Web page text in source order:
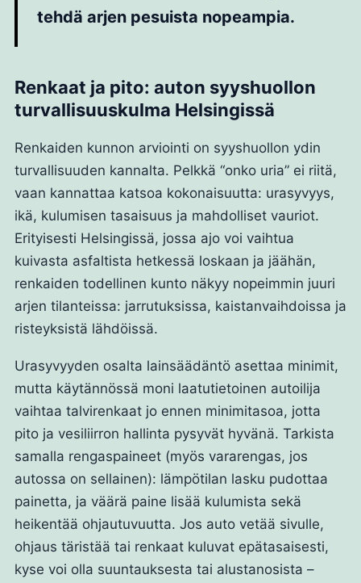
tehdä arjen pesuista nopeampia.
Renkaat ja pito: auton syyshuollon
turvallisuuskulma Helsingissä
Renkaiden kunnon arviointi on syyshuollon ydin
turvallisuuden kannalta. Pelkkä “onko uria” ei riitä,
vaan kannattaa katsoa kokonaisuutta: urasyvyys,
ikä, kulumisen tasaisuus ja mahdolliset vauriot.
Erityisesti Helsingissä, jossa ajo voi vaihtua
kuivasta asfaltista hetkessä loskaan ja jäähän,
renkaiden todellinen kunto näkyy nopeimmin juuri
arjen tilanteissa: jarrutuksissa, kaistanvaihdoissa ja
risteyksistä lähdöissä.
Urasyvyyden osalta lainsäädäntö asettaa minimit,
mutta käytännössä moni laatutietoinen autoilija
vaihtaa talvirenkaat jo ennen minimitasoa, jotta
pito ja vesiliirron hallinta pysyvät hyvänä. Tarkista
samalla rengaspaineet (myös vararengas, jos
autossa on sellainen): lämpötilan lasku pudottaa
painetta, ja väärä paine lisää kulumista sekä
heikentää ohjautuvuutta. Jos auto vetää sivulle,
ohjaus täristää tai renkaat kuluvat epätasaisesti,
kyse voi olla suuntauksesta tai alustanosista –